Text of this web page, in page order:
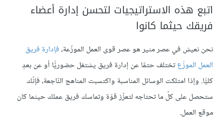
اتبع هذه الاستراتيجيات لتحسن إدارة أعضاء
فريقك حيثما كانوا
نحن نعيش في عصر مثير هو عصر قوى العمل الموزّعة،فإدارة فريق
العمل الموزّعتختلف حتمًا عن إدارة فريق يشتغل حضوريًّا أو عن بعدٍ
كليًّا. وإذا امتلكت الوسائل المناسبة واكتسبت المناهج النّاجعة، فإنّك
ستحصل على كلّ ما تحتاجه لتعزّز قوّة وتماسك فريق عملك حيثما كان
موقع العمل.